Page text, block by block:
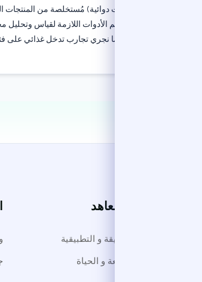
وظيفية (أو مغذيات دوائية) مُستخلصة من المنتجات
نعمل على تصميم الأدوات اللازمة لقياس وتحليل
أمراض القلب والأيض. كما نجري تجارب تدخل غذائي
الكليات والمعاهد
كلية العلوم الدقيقة و التطبيقية
كلية علوم الطبيعة و الحياة